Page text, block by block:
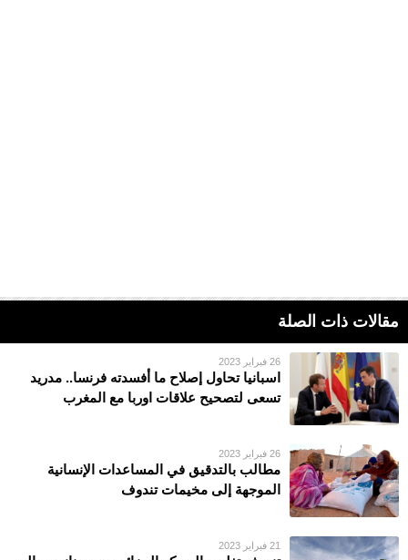
مقالات ذات الصلة
26 فبراير 2023
اسبانيا تحاول إصلاح ما أفسدته فرنسا.. مدريد
تسعى لتصحيح علاقات اوربا مع المغرب
26 فبراير 2023
مطالب بالتدقيق في المساعدات الإنسانية
الموجهة إلى مخيمات تندوف
21 فبراير 2023